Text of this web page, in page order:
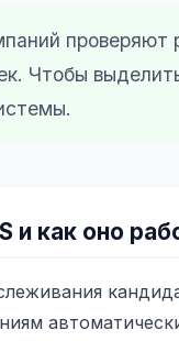
Чтобы
и как оно